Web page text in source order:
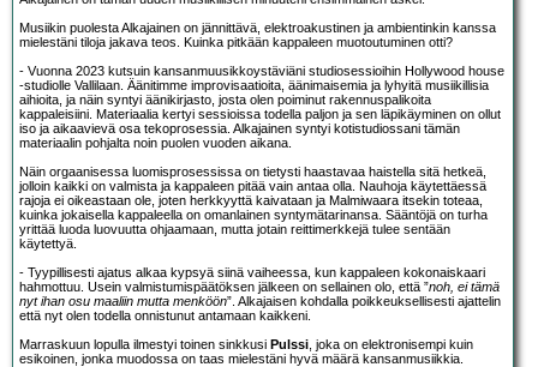
Musiikin puolesta Alkajainen on jännittävä, elektroakustinen ja ambientinkin kanssa
mielestäni tiloja jakava teos. Kuinka pitkään kappaleen muotoutuminen otti?
- Vuonna 2023 kutsuin kansanmuusikkoystäviäni studiosessioihin Hollywood house
-studiolle Vallilaan. Äänitimme improvisaatioita, äänimaisemia ja lyhyitä musiikillisia
aihioita, ja näin syntyi äänikirjasto, josta olen poiminut rakennuspalikoita
kappaleisiini. Materiaalia kertyi sessioissa todella paljon ja sen läpikäyminen on ollut
iso ja aikaavievä osa tekoprosessia. Alkajainen syntyi kotistudiossani tämän
materiaalin pohjalta noin puolen vuoden aikana.
Näin orgaanisessa luomisprosessissa on tietysti haastavaa haistella sitä hetkeä,
jolloin kaikki on valmista ja kappaleen pitää vain antaa olla. Nauhoja käytettäessä
rajoja ei oikeastaan ole, joten herkkyyttä kaivataan ja Malmiwaara itsekin toteaa,
kuinka jokaisella kappaleella on omanlainen syntymätarinansa. Sääntöjä on turha
yrittää luoda luovuutta ohjaamaan, mutta jotain reittimerkkejä tulee sentään
käytettyä.
- Tyypillisesti ajatus alkaa kypsyä siinä vaiheessa, kun kappaleen kokonaiskaari
hahmottuu. Usein valmistumispäätöksen jälkeen on sellainen olo, että ”noh, ei tämä
nyt ihan osu maaliin mutta menköön”. Alkajaisen kohdalla poikkeuksellisesti ajattelin
että nyt olen todella onnistunut antamaan kaikkeni.
Marraskuun lopulla ilmestyi toinen sinkkusi Pulssi, joka on elektronisempi kuin
esikoinen, jonka muodossa on taas mielestäni hyvä määrä kansanmusiikkia.